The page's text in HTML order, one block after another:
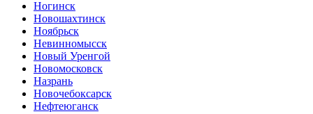
Ногинск
Новошахтинск
Ноябрьск
Невинномысск
Новый Уренгой
Новомосковск
Назрань
Новочебоксарск
Нефтеюганск